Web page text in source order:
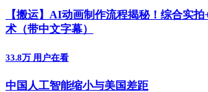
【搬运】AI动画制作流程揭秘！综合实
术（带中文字幕）
33.8万 用户在看
中国人工智能缩小与美国差距